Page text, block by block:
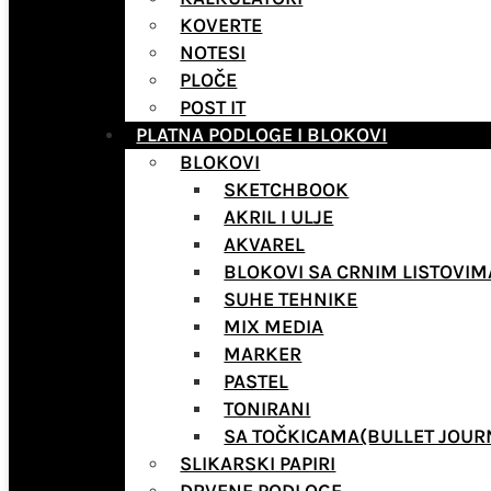
KOVERTE
NOTESI
PLOČE
POST IT
PLATNA PODLOGE I BLOKOVI
BLOKOVI
SKETCHBOOK
AKRIL I ULJE
AKVAREL
BLOKOVI SA CRNIM
SUHE TEHNIKE
MIX MEDIA
MARKER
PASTEL
TONIRANI
SA TOČKICAMA(BULLET
SLIKARSKI PAPIRI